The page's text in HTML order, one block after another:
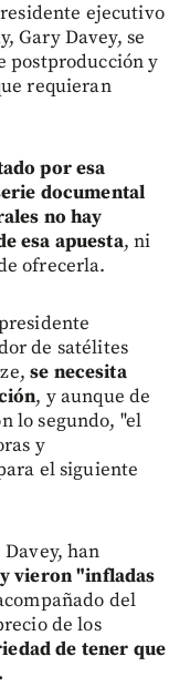
ejecutivo
Gary Davey, se
postproducción y
requieran
por esa
documental
no hay
esa apuesta, ni
ofrecerla.
de satélites
se necesita
, y aunque de
lo segundo, "el
y
el siguiente
han
vieron "infladas
del
de los
de tener que